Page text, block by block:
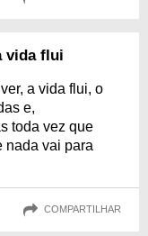
vida flui
a vida flui, o
e,
toda vez que
nada vai para
COMPARTILHAR